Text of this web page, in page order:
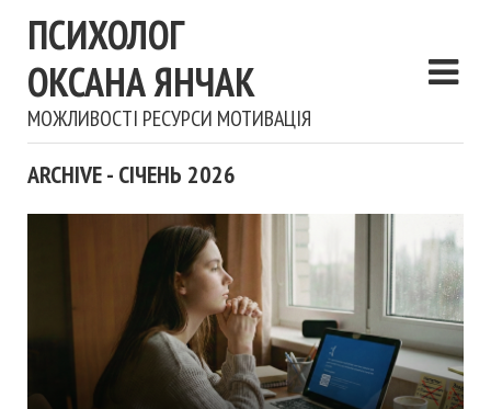
ПСИХОЛОГ
ОКСАНА ЯНЧАК
МОЖЛИВОСТІ РЕСУРСИ МОТИВАЦІЯ
ARCHIVE - СІЧЕНЬ 2026